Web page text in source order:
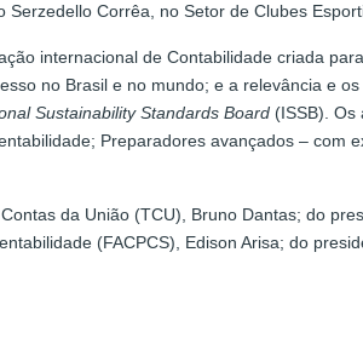
Corrêa, no Setor de Clubes
internacional de Contabilidade criada
no Brasil e no mundo; e a relevância e
Sustainability Standards Board (ISSB). Os
Preparadores avançados – com
da União (TCU), Bruno Dantas; do
(FACPCS), Edison Arisa; do